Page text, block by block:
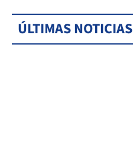
ÚLTIMAS NOTICIAS